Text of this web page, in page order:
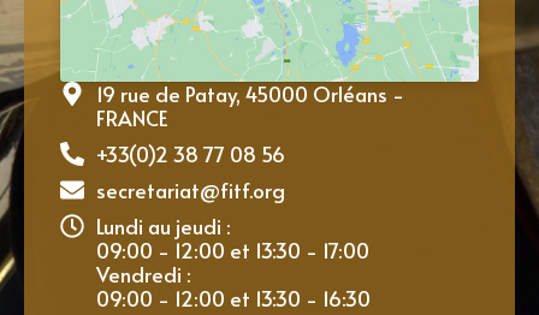
19 rue de Patay, 45000 Orléans -
FRANCE
+33(0)2 38 77 08 56
secretariat@fitf.org
Lundi au jeudi :
09:00 - 12:00 et 13:30 - 17:00
Vendredi :
09:00 - 12:00 et 13:30 - 16:30